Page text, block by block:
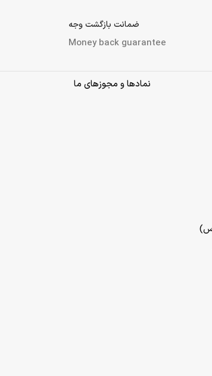
ضمانت بازگشت وجه
Money back guarantee
نمادها و مجوزهای ما